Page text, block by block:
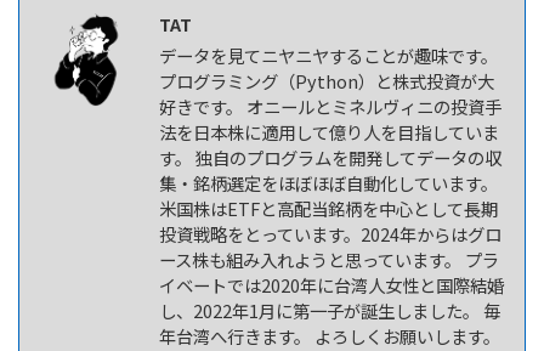
TAT
データを見てニヤニヤすることが趣味です。
プログラミング（Python）と株式投資が大
好きです。 オニールとミネルヴィニの投資手
法を日本株に適用して億り人を目指していま
す。 独自のプログラムを開発してデータの収
集・銘柄選定をほぼほぼ自動化しています。
米国株はETFと高配当銘柄を中心として長期
投資戦略をとっています。2024年からはグロ
ース株も組み入れようと思っています。 プラ
イベートでは2020年に台湾人女性と国際結婚
し、2022年1月に第一子が誕生しました。 毎
年台湾へ行きます。 よろしくお願いします。